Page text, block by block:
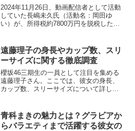
2024年11月26日、動画配信者として活動
していた長嶋未久氏（活動名：岡田ゆ
い）が、所得税約7800万円を脱税した疑
な行為を配信し、2020年から2022年の3
年間で...
遠藤理子の身長やカップ数、スリ
ーサイズに関する徹底調査
櫻坂46三期生の一員として注目を集める
遠藤理子さん。ここでは、彼女の身長、
カップ数、スリーサイズについて詳しく
とに作成しました。遠藤理子さんの身長
はどれくらい？遠藤理子...
青科まきの魅力とは？グラビアか
らバラエティまで活躍する彼女の